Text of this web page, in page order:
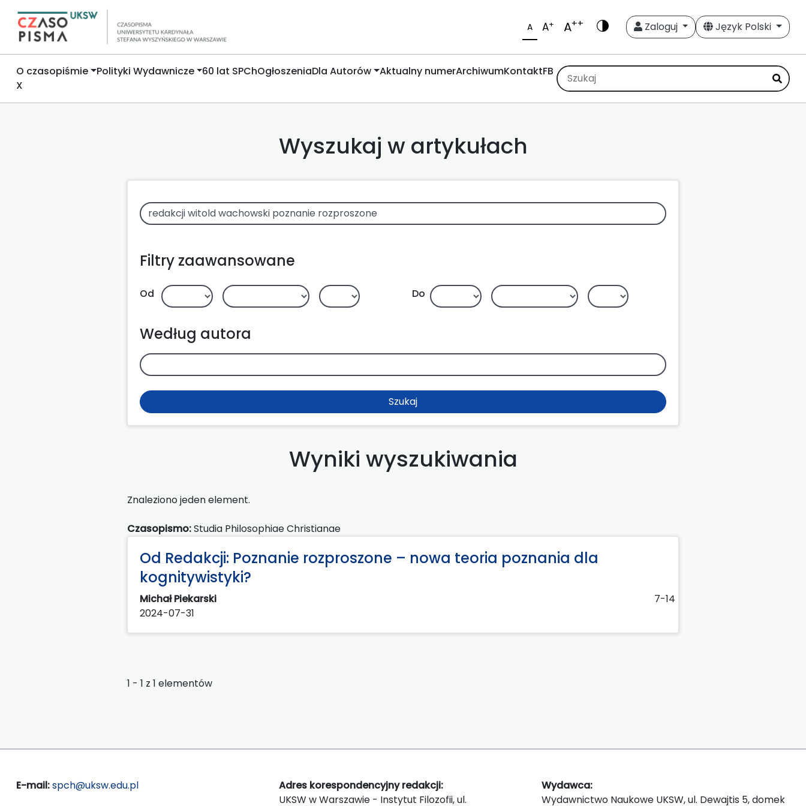
A A+ A++ Zaloguj Język Polski
O czasopiśmie Polityki Wydawnicze 60 lat SPChOgłoszeniaDla Autorów Aktualny numerArchiwumKontaktFB
X
Wyszukaj w artykułach
Filtry zaawansowane
Od Do
Według autora
Szukaj
Wyniki wyszukiwania
Znaleziono jeden element.
Czasopismo:Studia Philosophiae Christianae
Od Redakcji: Poznanie rozproszone – nowa teoria poznania dla
kognitywistyki?
Michał Piekarski
7-14
2024-07-31
1 - 1 z 1 elementów
E-mail:spch@uksw.edu.pl
Adres korespondencyjny redakcji:
UKSW w Warszawie - Instytut Filozofii, ul.
Wydawca:
Wydawnictwo Naukowe UKSW, ul. Dewajtis 5, domek